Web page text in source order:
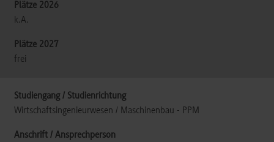
k.A.
frei
Wirtschaftsingenieurwesen / Maschinenbau - PPM